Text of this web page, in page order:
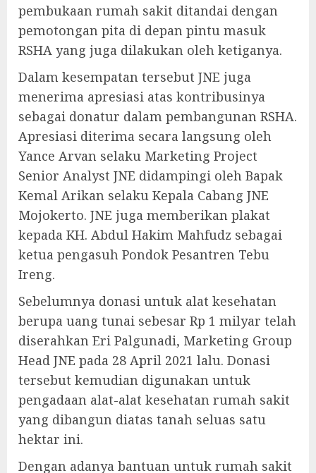
pembukaan rumah sakit ditandai dengan
pemotongan pita di depan pintu masuk
RSHA yang juga dilakukan oleh ketiganya.
Dalam kesempatan tersebut JNE juga
menerima apresiasi atas kontribusinya
sebagai donatur dalam pembangunan RSHA.
Apresiasi diterima secara langsung oleh
Yance Arvan selaku Marketing Project
Senior Analyst JNE didampingi oleh Bapak
Kemal Arikan selaku Kepala Cabang JNE
Mojokerto. JNE juga memberikan plakat
kepada KH. Abdul Hakim Mahfudz sebagai
ketua pengasuh Pondok Pesantren Tebu
Ireng.
Sebelumnya donasi untuk alat kesehatan
berupa uang tunai sebesar Rp 1 milyar telah
diserahkan Eri Palgunadi, Marketing Group
Head JNE pada 28 April 2021 lalu. Donasi
tersebut kemudian digunakan untuk
pengadaan alat-alat kesehatan rumah sakit
yang dibangun diatas tanah seluas satu
hektar ini.
Dengan adanya bantuan untuk rumah sakit